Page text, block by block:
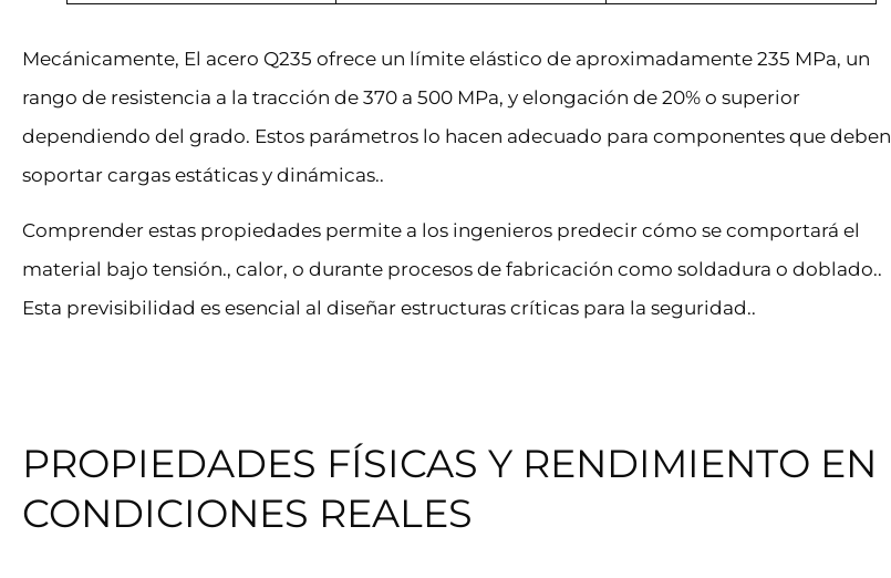
Mecánicamente, El acero Q235 ofrece un límite elástico de aproximadamente 235 MPa, un
rango de resistencia a la tracción de 370 a 500 MPa, y elongación de 20% o superior
dependiendo del grado. Estos parámetros lo hacen adecuado para componentes que deben
soportar cargas estáticas y dinámicas..
Comprender estas propiedades permite a los ingenieros predecir cómo se comportará el
material bajo tensión., calor, o durante procesos de fabricación como soldadura o doblado..
Esta previsibilidad es esencial al diseñar estructuras críticas para la seguridad..
PROPIEDADES FÍSICAS Y RENDIMIENTO EN
CONDICIONES REALES